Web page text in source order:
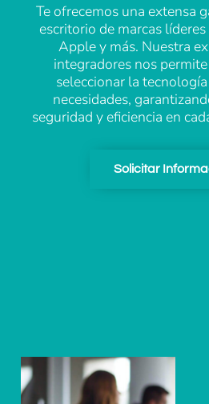
Te ofrecemos una extensa
escritorio de marcas
Apple y más. Nuestra
integradores nos
seleccionar la
necesidades,
seguridad y eficiencia en
Solicitar